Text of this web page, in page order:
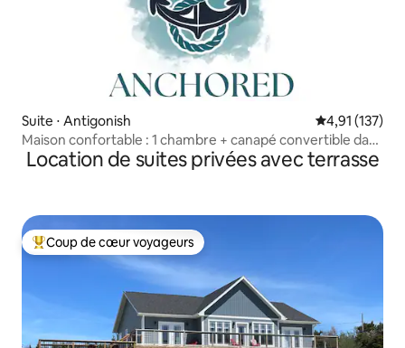
Suite ⋅ Antigonish Évaluation
4,91 (137)
Maison confortable : 1 chambre + canapé convertible dans
le salon
Location de suites privées avec terrasse
Coups de cœur voyageurs les plus appréciés
Coup de cœur voyageurs